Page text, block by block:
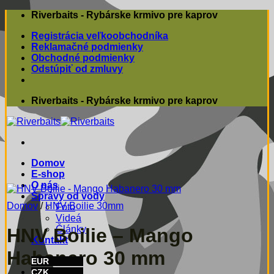
Skip
content
Riverbaits - Rybárske krmivo pre kaprov
Registrácia veľkoobchodníka
Reklamačné podmienky
Obchodné podmienky
Odstúpiť od zmluvy
Riverbaits - Rybárske krmivo pre kaprov
Domov
E-shop
O nás
Správy od vody
Foto
Videá
Články
Kontakt
EUR
Domov / HNV Boilie 30mm
HNV Boilie – Mango
Habanero 30 mm